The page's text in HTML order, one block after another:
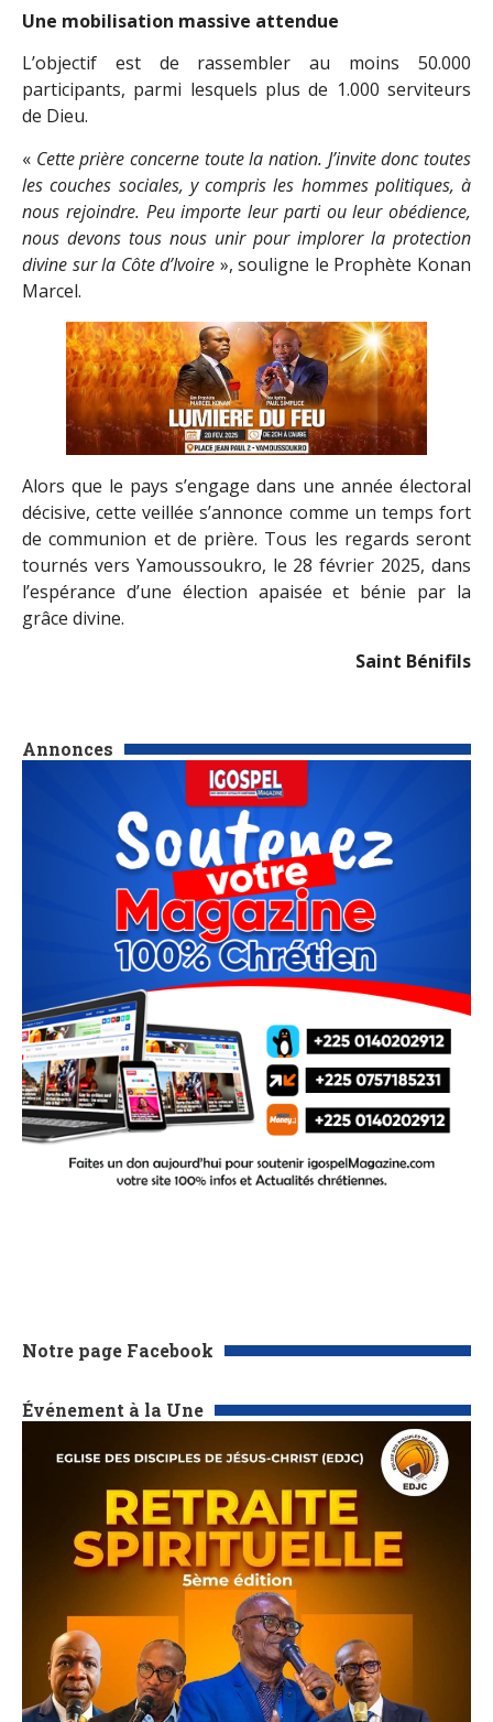
Annonces
Notre page Facebook
Événement à la Une
Une mobilisation massive attendue
L’objectif est de rassembler au moins 50.000
participants, parmi lesquels plus de 1.000 serviteurs
de Dieu.
« Cette prière concerne toute la nation. J’invite donc toutes
les couches sociales, y compris les hommes politiques, à
nous rejoindre. Peu importe leur parti ou leur obédience,
nous devons tous nous unir pour implorer la protection
divine sur la Côte d’Ivoire », souligne le Prophète Konan
Marcel.
Alors que le pays s’engage dans une année électoral
décisive, cette veillée s’annonce comme un temps fort
de communion et de prière. Tous les regards seront
tournés vers Yamoussoukro, le 28 février 2025, dans
l’espérance d’une élection apaisée et bénie par la
grâce divine.
Saint Bénifils